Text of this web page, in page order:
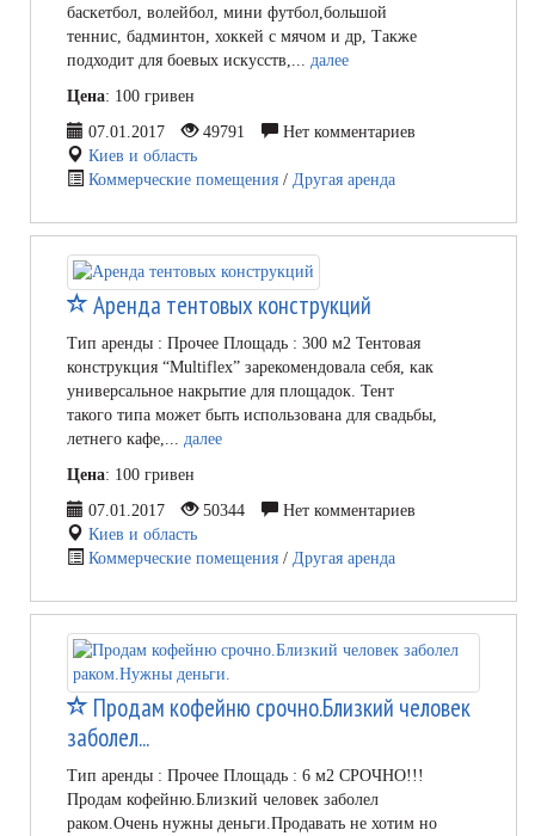
баскетбол, волейбол, мини футбол,большой
теннис, бадминтон, хоккей с мячом и др, Также
подходит для боевых искусств,... далее
Цена: 100 гривен
07.01.2017
49791
Нет комментариев
Киев и область
Коммерческие помещения / Другая аренда
Аренда тентовых конструкций
Тип аренды : Прочее Площадь : 300 м2 Тентовая
конструкция “Multiflex” зарекомендовала себя, как
универсальное накрытие для площадок. Тент
такого типа может быть использована для свадьбы,
летнего кафе,... далее
Цена: 100 гривен
07.01.2017
50344
Нет комментариев
Киев и область
Коммерческие помещения / Другая аренда
Продам кофейню срочно.Близкий человек
заболел...
Тип аренды : Прочее Площадь : 6 м2 СРОЧНО!!!
Продам кофейню.Близкий человек заболел
раком.Очень нужны деньги.Продавать не хотим но